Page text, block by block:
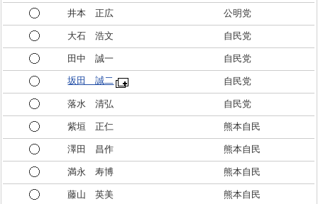
井本 正広 公明党
大石 浩文 自民党
田中 誠一 自民党
坂田 誠二 自民党
落水 清弘 自民党
紫垣 正仁 熊本自民
澤田 昌作 熊本自民
満永 寿博 熊本自民
藤山 英美 熊本自民